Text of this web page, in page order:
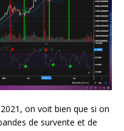
on voit bien que si on
de survente et de